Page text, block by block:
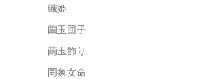
織姫
繭玉団子
繭玉飾り
罔象女命